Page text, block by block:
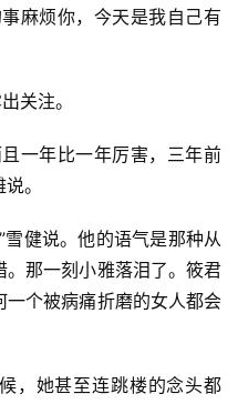
麻烦你，今天是我自己有
关注。
一年比一年厉害，三年前
。
健说。他的语气是那种从
那一刻小雅落泪了。筱君
个被病痛折磨的女人都会
，她甚至连跳楼的念头都